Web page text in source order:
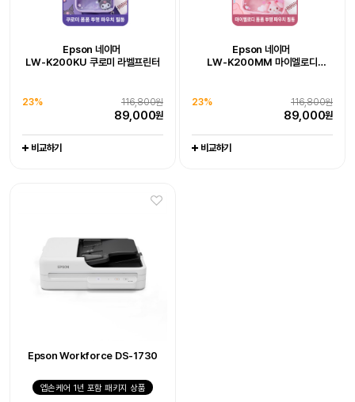
Epson 네이머
LW-K200KU 쿠로미 라벨프린터
116,800원
23%
89,000원
비교하기
Epson 네이머
LW-K200MM 마이멜로디
116,800원
23%
89,000원
비교하기
Epson Workforce DS-1730
엡손케어 1년 포함 패키지 상품
Epson WorkForce DS-785W
519,000원
비교하기
Epson Workforce DS-1730
539,000원
비교하기
엡손케어 1년 포함 패키지 상품
Epson 네이머
LW-K200DA 곰돌이 푸 라벨프린터
128,000원
102,800원
비교하기